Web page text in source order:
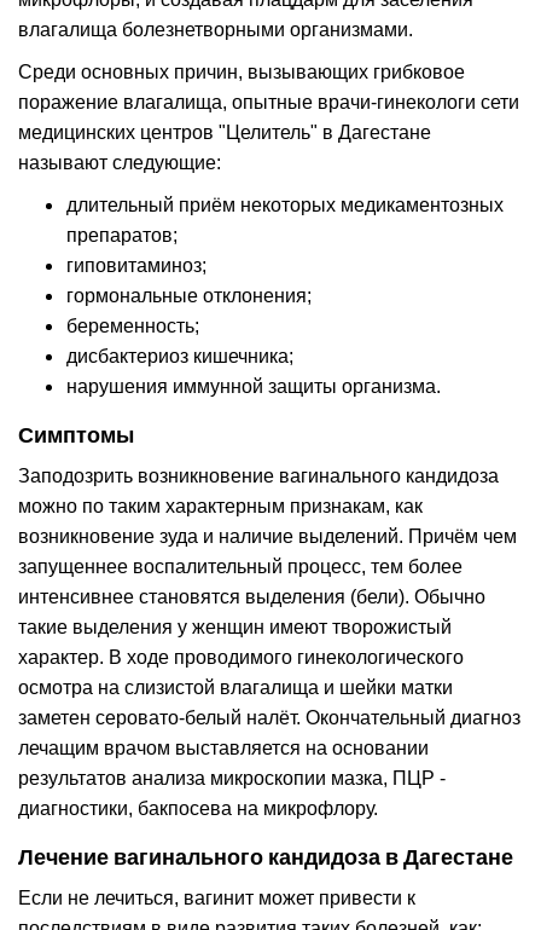
влагалища болезнетворными организмами.
Среди основных причин, вызывающих грибковое
поражение влагалища, опытные врачи-гинекологи сети
медицинских центров "Целитель" в Дагестане
называют следующие:
длительный приём некоторых медикаментозных
препаратов;
гиповитаминоз;
гормональные отклонения;
беременность;
дисбактериоз кишечника;
нарушения иммунной защиты организма.
Симптомы
Заподозрить возникновение вагинального кандидоза
можно по таким характерным признакам, как
возникновение зуда и наличие выделений. Причём чем
запущеннее воспалительный процесс, тем более
интенсивнее становятся выделения (бели). Обычно
такие выделения у женщин имеют творожистый
характер. В ходе проводимого гинекологического
осмотра на слизистой влагалища и шейки матки
заметен серовато-белый налёт. Окончательный диагноз
лечащим врачом выставляется на основании
результатов анализа микроскопии мазка, ПЦР -
диагностики, бакпосева на микрофлору.
Лечение вагинального кандидоза в Дагестане
Если не лечиться, вагинит может привести к